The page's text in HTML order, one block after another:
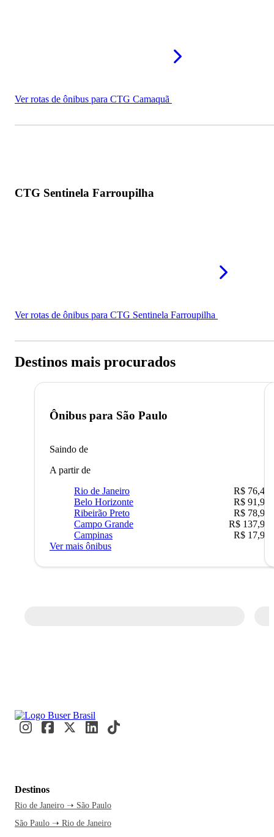
Ver rotas de ônibus para CTG Camaquã
CTG Sentinela Farroupilha
Ver rotas de ônibus para CTG Sentinela Farroupilha
Destinos mais procurados
Ônibus para São Paulo
Saindo de
A partir de
Rio de Janeiro
R$ 76,42
Belo Horizonte
R$ 91,90
Ribeirão Preto
R$ 78,90
Campo Grande
R$ 137,90
Campinas
R$ 17,90
Ver mais ônibus
Destinos
Rio de Janeiro ➝ São Paulo
São Paulo ➝ Rio de Janeiro